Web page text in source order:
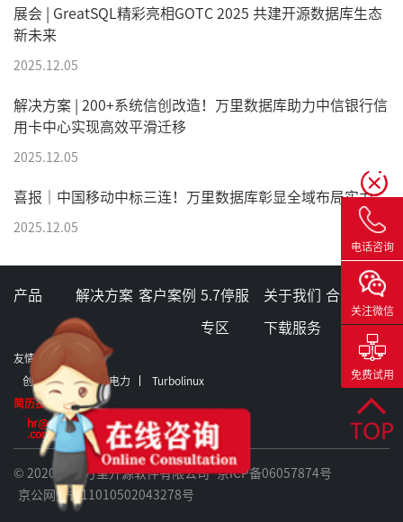
展会 | GreatSQL精彩亮相GOTC 2025 共建开源数据库生态
新未来
2025.12.05
解决方案 | 200+系统信创改造！万里数据库助力中信银行信
用卡中心实现高效平滑迁移
2025.12.05
喜报｜中国移动中标三连！万里数据库彰显全域布局实力
2025.12.05
产品 解决方案 客户案例 5.7停服
专区
关于我们 合作伙伴
下载服务
友情链接：
创意信息 格蒂电力 Turbolinux
简历投递:
hr@greatdb
.com
© 2020 北京万里开源软件有限公司 京ICP备06057874号
京公网安备11010502043278号
电话咨询
关注微信
免费试用